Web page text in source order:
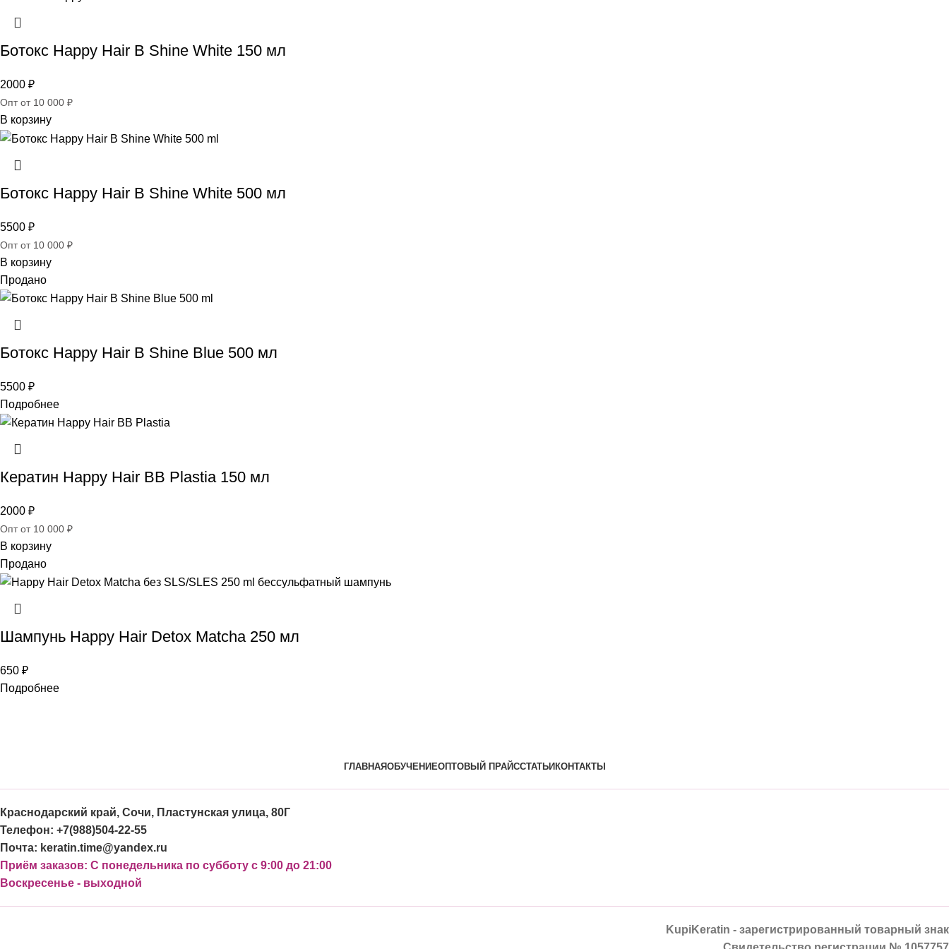
Ботокс Happy Hair B Shine White 150 мл
2000 ₽
Опт от 10 000 ₽
В корзину
Ботокс Happy Hair B Shine White 500 мл
5500 ₽
Опт от 10 000 ₽
В корзину
Продано
Ботокс Happy Hair B Shine Blue 500 мл
5500 ₽
Подробнее
Кератин Happy Hair BB Plastia 150 мл
2000 ₽
Опт от 10 000 ₽
В корзину
Продано
Шампунь Happy Hair Detox Matcha 250 мл
650 ₽
Подробнее
ГЛАВНАЯОБУЧЕНИЕОПТОВЫЙ ПРАЙССТАТЬИ КОНТАКТЫ
Краснодарский край, Сочи, Пластунская улица, 80Г
Телефон: +7(988)504-22-55
Почта: keratin.time@yandex.ru
Приём заказов: С понедельника по субботу с 9:00 до 21:00
Воскресенье - выходной
KupiKeratin - зарегистрированный товарный знак